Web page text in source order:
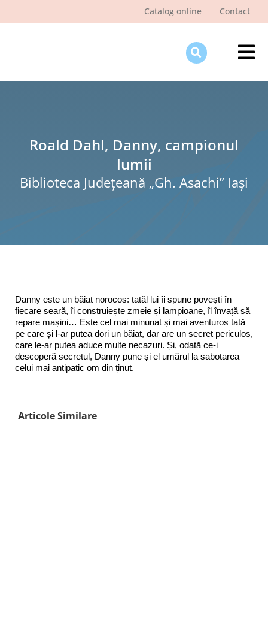
Catalog online Contact
Roald Dahl, Danny, campionul
lumii
Biblioteca Judeţeană „Gh. Asachi” Iaşi
Danny este un băiat norocos: tatăl lui îi spune povești în
fiecare seară, îi construiește zmeie și lampioane, îl învață să
repare mașini… Este cel mai minunat și mai aventuros tată
pe care și l-ar putea dori un băiat, dar are un secret periculos,
care le-ar putea aduce multe necazuri. Și, odată ce-i
descoperă secretul, Danny pune și el umărul la sabotarea
celui mai antipatic om din ținut.
Articole Similare